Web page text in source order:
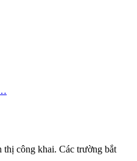
thị công khai. Các trường bắt